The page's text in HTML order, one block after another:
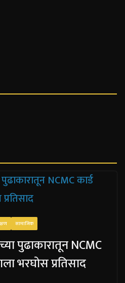
सामाजिक
पुढाकारातून NCMC
भरघोस प्रतिसाद